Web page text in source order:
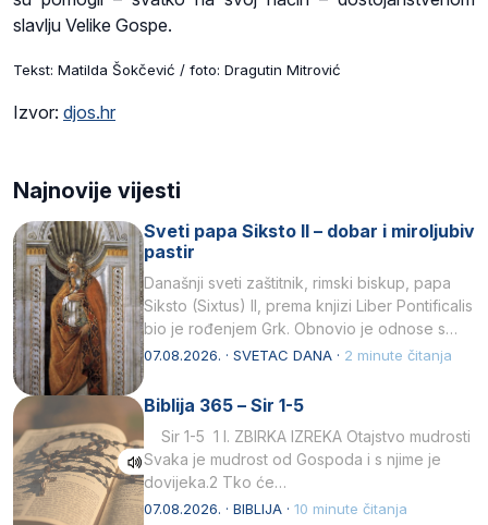
slavlju Velike Gospe.
Tekst: Matilda Šokčević / foto: Dragutin Mitrović
Izvor: djos.hr
Najnovije vijesti
Sveti papa Siksto II – dobar i miroljubiv
pastir
Današnji sveti zaštitnik, rimski biskup, papa
Siksto (Sixtus) II, prema knjizi Liber Pontificalis
bio je rođenjem Grk. Obnovio je odnose s
afričkim…
07.08.2026. · SVETAC DANA · 2 minute čitanja
Biblija 365 – Sir 1-5
Sir 1-5 1 I. ZBIRKA IZREKA Otajstvo mudrosti
Svaka je mudrost od Gospoda i s njime je
dovijeka.2 Tko će…
07.08.2026. · BIBLIJA · 10 minute čitanja